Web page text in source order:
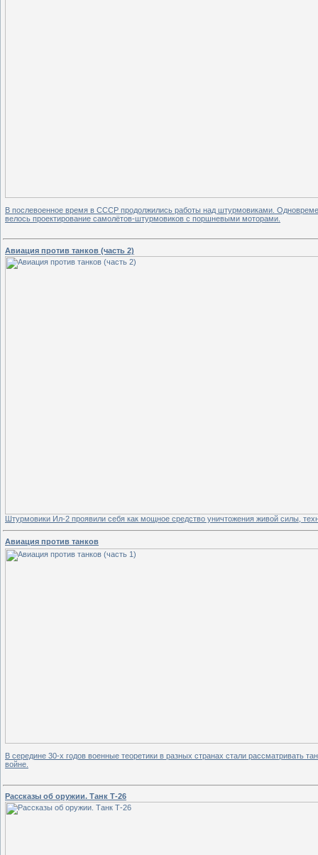
В послевоенное время в СССР продолжились работы над штурмовиками.
велось проектирование самолётов-штурмовиков с поршневыми моторами.
Авиация против танков (часть 2)
Штурмовики Ил-2 проявили себя как мощное средство уничтожения живой силы,
Авиация против танков
В середине 30-х годов военные теоретики в разных странах стали рассматривать
войне.
Рассказы об оружии. Танк Т-26